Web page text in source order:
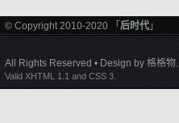
© Copyright 2010-2020 「 后时代 」
All Rights Reserved • Design by 格格物.
Valid XHTML 1.1 and CSS 3.